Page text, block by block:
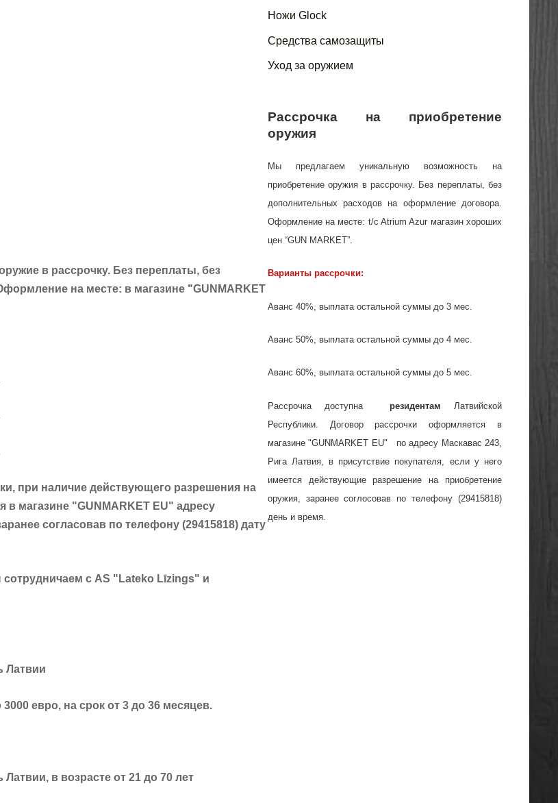
Ножи Glock
Средства самозащиты
Уход за оружием
Рассрочка на приобретение
оружия
Мы предлагаем уникальную возможность на
приобретение оружия в рассрочку. Без переплаты, без
дополнительных расходов на оформление договора.
Оформление на месте: t/c Atrium Azur магазин хороших
цен “GUN MARKET”.
Варианты рассрочки:
Аванс 40%, выплата остальной суммы до 3 мес.
Аванс 50%, выплата остальной суммы до 4 мес.
Аванс 60%, выплата остальной суммы до 5 мес.
Рассрочка доступна резидентам Латвийской
Республики. Договор рассрочки оформляется в
магазине "GUNMARKET EU" по адресу Maскавас 243,
Рига Латвия, в присутствие покупателя, если у него
имеется действующие разрешение на приобретение
оружия, заранее соглосовав по телефону (29415818)
день и время.
в рассрочку. Без переплаты, без
на месте: в магазине "GUNMARKET
при наличие действующего разрешения на
магазине "GUNMARKET EU" адресу
согласовав по телефону (29415818) дату
с AS "Lateko Līzings" и
Латвии
евро, на срок от 3 до 36 месяцев.
в возрасте от 21 до 70 лет